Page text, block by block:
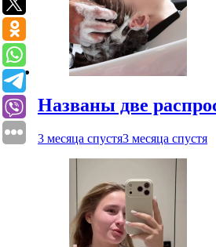
Названы две
3 месяца спустя3 месяца спустя